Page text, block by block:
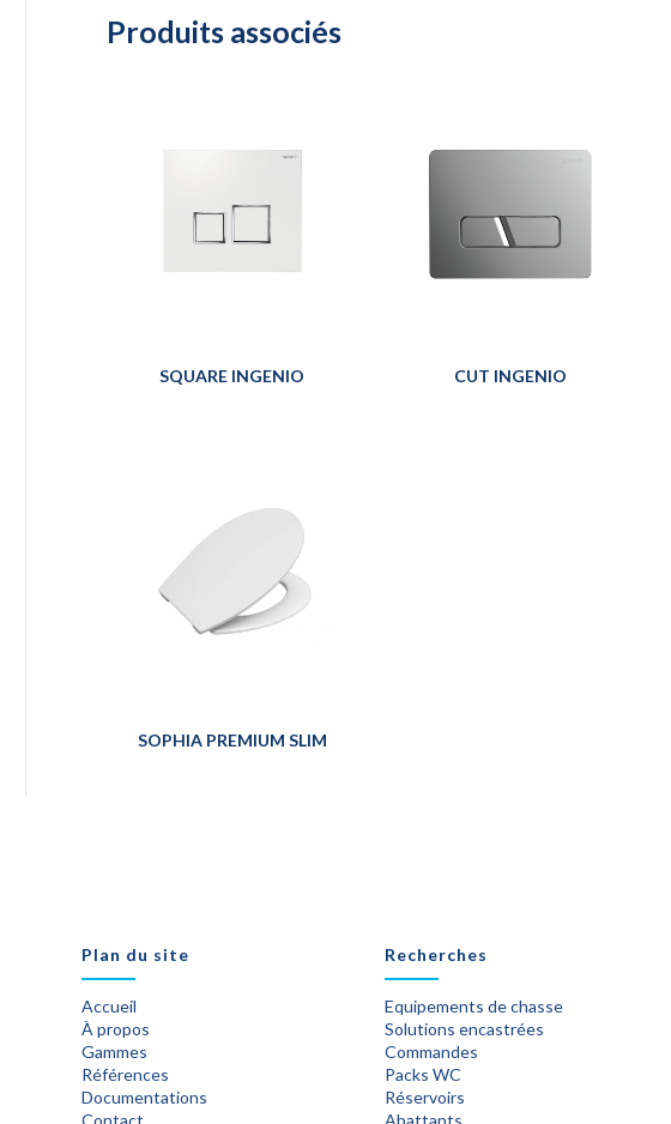
Produits associés
SQUARE INGENIO CUT INGENIO
SOPHIA PREMIUM SLIM
Plan du site
Accueil
À propos
Gammes
Références
Documentations
Contact
Recherches
Equipements de chasse
Solutions encastrées
Commandes
Packs WC
Réservoirs
Abattants